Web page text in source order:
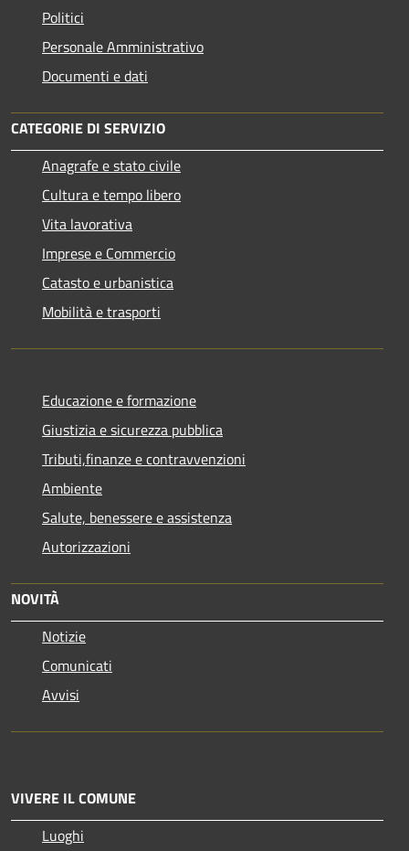
Politici
Personale Amministrativo
Documenti e dati
CATEGORIE DI SERVIZIO
Anagrafe e stato civile
Cultura e tempo libero
Vita lavorativa
Imprese e Commercio
Catasto e urbanistica
Mobilità e trasporti
Educazione e formazione
Giustizia e sicurezza pubblica
Tributi,finanze e contravvenzioni
Ambiente
Salute, benessere e assistenza
Autorizzazioni
NOVITÀ
Notizie
Comunicati
Avvisi
VIVERE IL COMUNE
Luoghi